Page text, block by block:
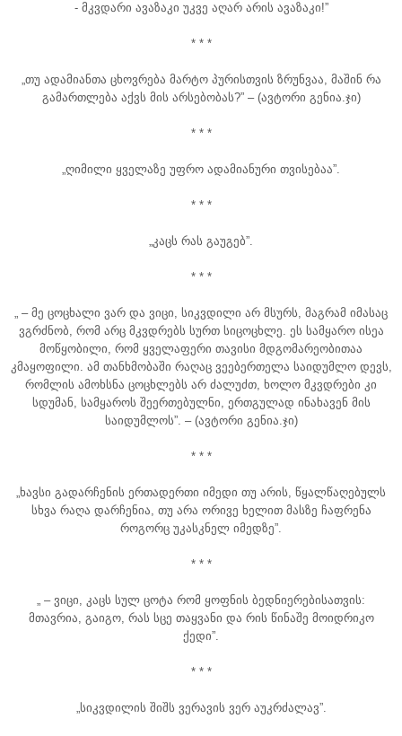
- მკვდარი ავაზაკი უკვე აღარ არის ავაზაკი!”
* * *
„თუ ადამიანთა ცხოვრება მარტო პურისთვის ზრუნვაა, მაშინ რა
გამართლება აქვს მის არსებობას?” – (ავტორი გენია.ჯი)
* * *
„ღიმილი ყველაზე უფრო ადამიანური თვისებაა”.
* * *
„კაცს რას გაუგებ”.
* * *
„ – მე ცოცხალი ვარ და ვიცი, სიკვდილი არ მსურს, მაგრამ იმასაც
ვგრძნობ, რომ არც მკვდრებს სურთ სიცოცხლე. ეს სამყარო ისეა
მოწყობილი, რომ ყველაფერი თავისი მდგომარეობითაა
კმაყოფილი. ამ თანხმობაში რაღაც ვეებერთელა საიდუმლო დევს,
რომლის ამოხსნა ცოცხლებს არ ძალუძთ, ხოლო მკვდრები კი
სდუმან, სამყაროს შეერთებულნი, ერთგულად ინახავენ მის
საიდუმლოს”. – (ავტორი გენია.ჯი)
* * *
„ხავსი გადარჩენის ერთადერთი იმედი თუ არის, წყალწაღებულს
სხვა რაღა დარჩენია, თუ არა ორივე ხელით მასზე ჩაფრენა
როგორც უკასკნელ იმედზე”.
* * *
„ – ვიცი, კაცს სულ ცოტა რომ ყოფნის ბედნიერებისათვის:
მთავრია, გაიგო, რას სცე თაყვანი და რის წინაშე მოიდრიკო
ქედი”.
* * *
„სიკვდილის შიშს ვერავის ვერ აუკრძალავ”.